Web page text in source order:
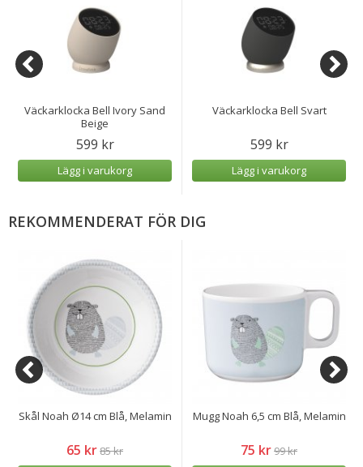
Väckarklocka Bell Ivory Sand
Beige
599 kr
Lägg i varukorg
Väckarklocka Bell Svart
599 kr
Lägg i varukorg
REKOMMENDERAT FÖR DIG
Skål Noah Ø14 cm Blå, Melamin
65 kr85 kr
Mugg Noah 6,5 cm Blå, Melamin
75 kr99 kr